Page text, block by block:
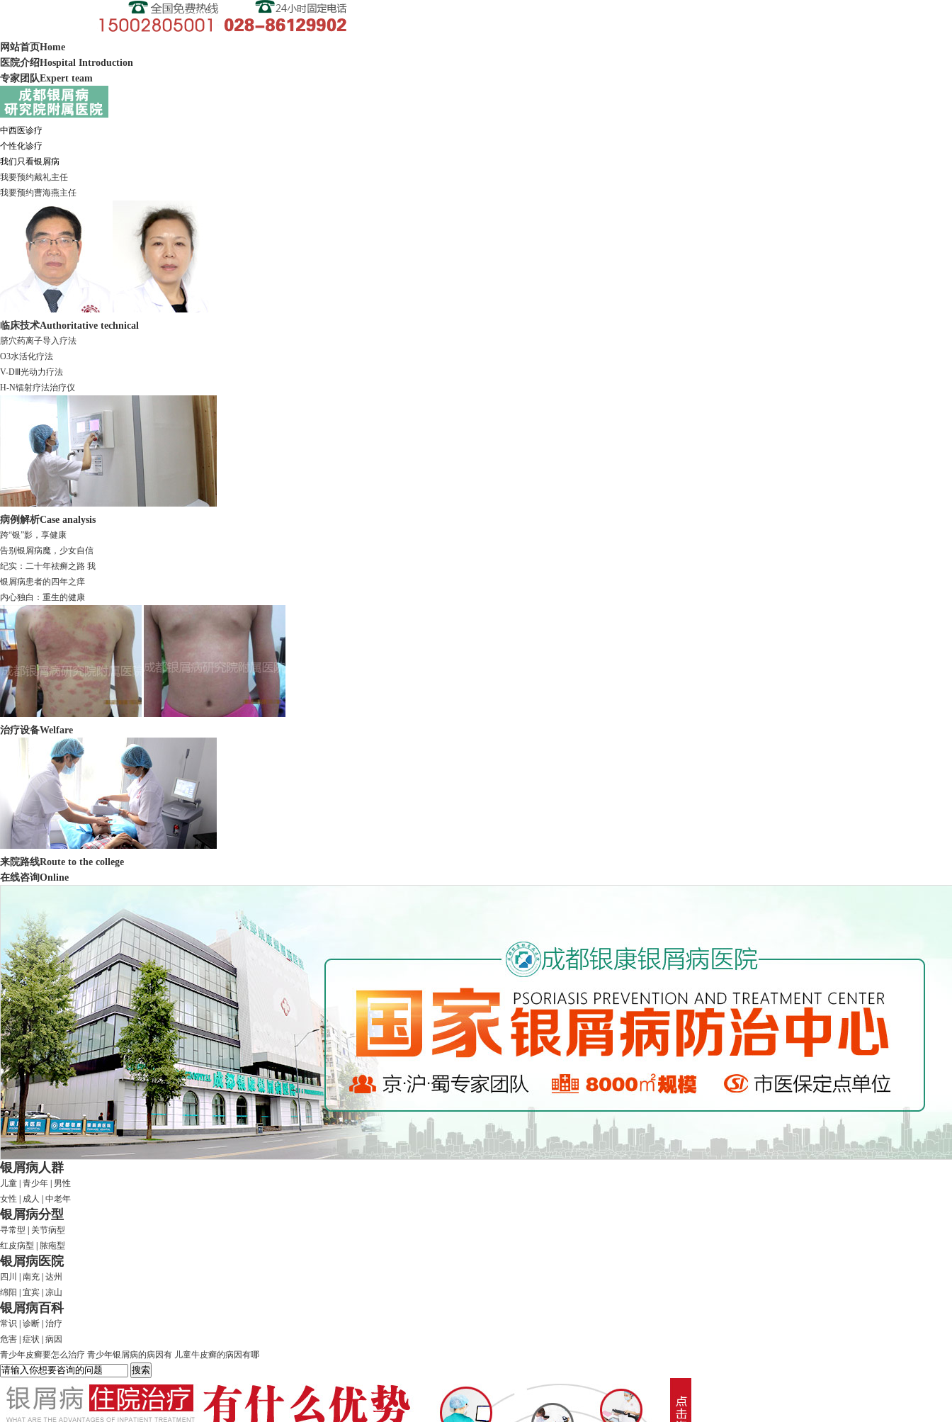
网站首页Home
医院介绍Hospital Introduction
专家团队Expert team
中西医诊疗
个性化诊疗
我们只看银屑病
我要预约戴礼主任
我要预约曹海燕主任
临床技术Authoritative technical
脐穴药离子导入疗法
O3水活化疗法
V-DⅢ光动力疗法
H-N镭射疗法治疗仪
病例解析Case analysis
跨“银”影，享健康
告别银屑病魔，少女自信
纪实：二十年祛癣之路 我
银屑病患者的四年之痒
内心独白：重生的健康
治疗设备Welfare
来院路线Route to the college
在线咨询Online
银屑病人群
儿童 青少年
男性
女性
成人 中老年
银屑病分型
寻常型
关节病型
红皮病型
脓疱型
银屑病医院
四川 南充 达州
绵阳
宜宾 凉山
银屑病百科
常识 诊断 治疗
危害 症状 病因
青少年皮癣要怎么治疗 青少年银屑病的病因有 儿童牛皮癣的病因有哪